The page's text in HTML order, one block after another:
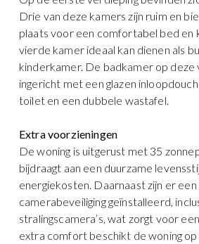
Drie van deze kamers zijn ruim en
plaats voor een comfortabel bed en
vierde kamer ideaal kan dienen als
kinderkamer. De badkamer op deze
ingericht met een glazen
toilet en een dubbele wastafel.
Extra voorzieningen
De woning is uitgerust met 35
bijdraagt aan een duurzame
energiekosten. Daarnaast zijn er
camerabeveiliging geïnstalleerd,
stralingscamera’s, wat zorgt voor
extra comfort beschikt de woning